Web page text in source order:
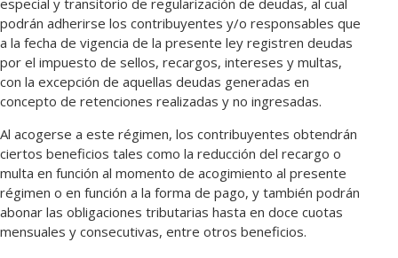
especial y transitorio de regularización de deudas, al cual
podrán adherirse los contribuyentes y/o responsables que
a la fecha de vigencia de la presente ley registren deudas
por el impuesto de sellos, recargos, intereses y multas,
con la excepción de aquellas deudas generadas en
concepto de retenciones realizadas y no ingresadas.
Al acogerse a este régimen, los contribuyentes obtendrán
ciertos beneficios tales como la reducción del recargo o
multa en función al momento de acogimiento al presente
régimen o en función a la forma de pago, y también podrán
abonar las obligaciones tributarias hasta en doce cuotas
mensuales y consecutivas, entre otros beneficios.